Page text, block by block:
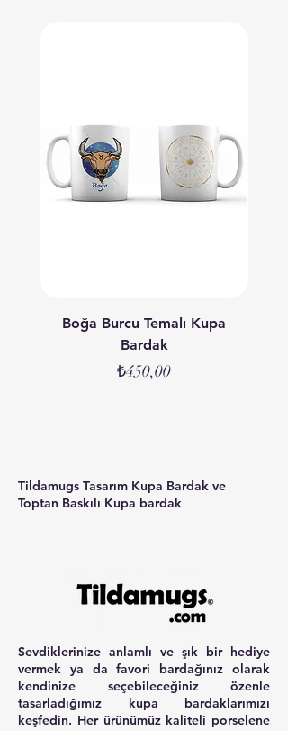
Boğa Burcu Temalı Kupa
Bardak
Fiyat
₺450,00
Tildamugs Tasarım Kupa Bardak ve
Toptan Baskılı Kupa bardak
Sevdiklerinize anlamlı ve şık bir hediye
vermek ya da favori bardağınız olarak
kendinize seçebileceğiniz özenle
tasarladığımız kupa bardaklarımızı
keşfedin. Her ürünümüz kaliteli porselene